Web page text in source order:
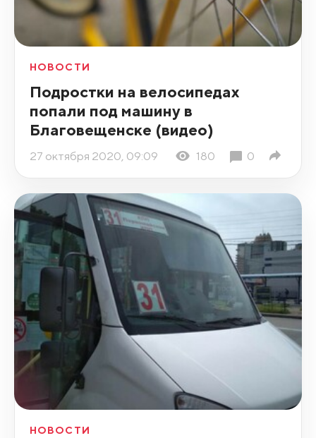
НОВОСТИ
Подростки на велосипедах
попали под машину в
Благовещенске (видео)
27 октября 2020, 09:09 180 0
НОВОСТИ